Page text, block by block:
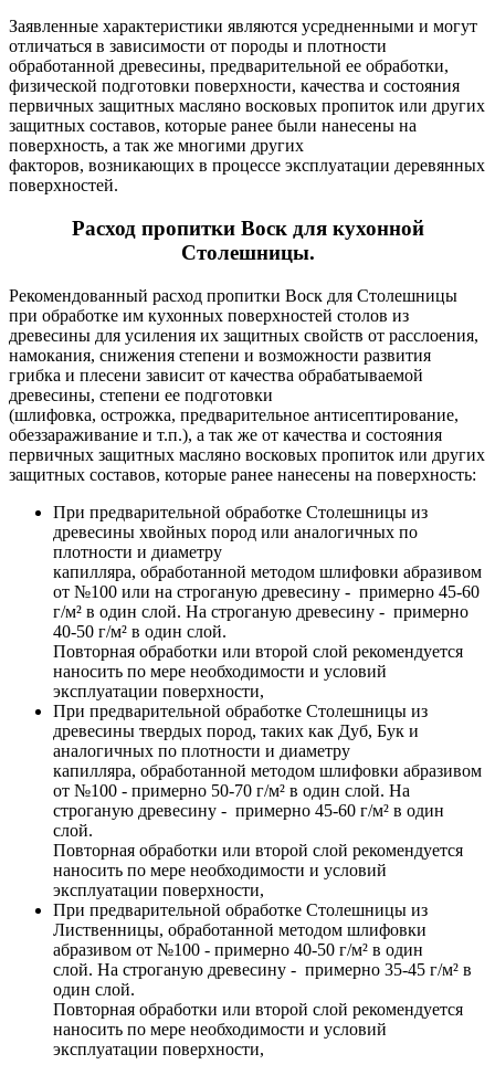
Заявленные характеристики являются усредненными и могут
отличаться в зависимости от породы и плотности
обработанной древесины, предварительной ее обработки,
физической подготовки поверхности, качества и состояния
первичных защитных масляно восковых пропиток или других
защитных составов, которые ранее были нанесены на
поверхность, а так же многими других
факторов, возникающих в процессе эксплуатации деревянных
поверхностей.
Расход пропитки Воск для кухонной
Столешницы.
Рекомендованный расход пропитки Воск для Столешницы
при обработке им кухонных поверхностей столов из
древесины для усиления их защитных свойств от расслоения,
намокания, снижения степени и возможности развития
грибка и плесени зависит от качества обрабатываемой
древесины, степени ее подготовки
(шлифовка, острожка, предварительное антисептирование,
обеззараживание и т.п.), а так же от качества и состояния
первичных защитных масляно восковых пропиток или других
защитных составов, которые ранее нанесены на поверхность:
При предварительной обработке Столешницы из
древесины хвойных пород или аналогичных по
плотности и диаметру
капилляра, обработанной методом шлифовки абразивом
от №100 или на строганую древесину - примерно 45-60
г/м² в один слой. На строганую древесину - примерно
40-50 г/м² в один слой.
Повторная обработки или второй слой рекомендуется
наносить по мере необходимости и условий
эксплуатации поверхности,
При предварительной обработке Столешницы из
древесины твердых пород, таких как Дуб, Бук и
аналогичных по плотности и диаметру
капилляра, обработанной методом шлифовки абразивом
от №100 - примерно 50-70 г/м² в один слой. На
строганую древесину - примерно 45-60 г/м² в один
слой.
Повторная обработки или второй слой рекомендуется
наносить по мере необходимости и условий
эксплуатации поверхности,
При предварительной обработке Столешницы из
Лиственницы, обработанной методом шлифовки
абразивом от №100 - примерно 40-50 г/м² в один
слой. На строганую древесину - примерно 35-45 г/м² в
один слой.
Повторная обработки или второй слой рекомендуется
наносить по мере необходимости и условий
эксплуатации поверхности,